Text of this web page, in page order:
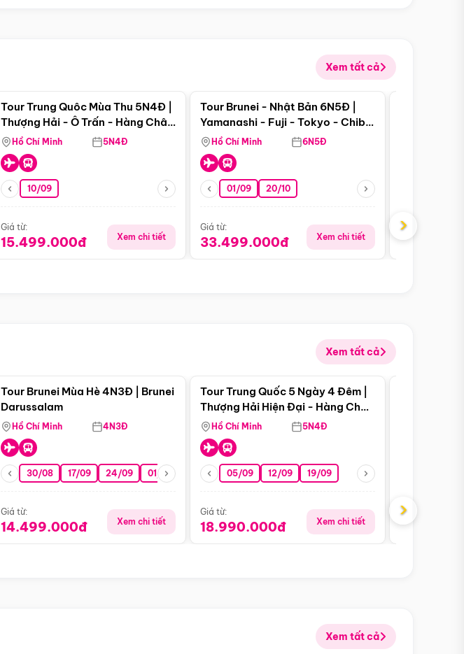
Xem tất cả
Tour Trung Quôc Mùa Thu 5N4Đ |
Thượng Hải - Ô Trấn - Hàng Châu
(Tour Không Shopping)
Hồ Chí Minh 5N4Đ
10/09
Giá từ:
15.499.000đ Xem chi tiết
Điểm nổi bật
Tour Brunei - Nhật Bản 6N5Đ |
Yamanashi - Fuji - Tokyo - Chiba
- Freeday
Hồ Chí Minh 6N5Đ
01/09 20/10
Giá từ:
33.499.000đ Xem chi tiết
Giá từ:
›
Xem tất cả
Tour Brunei Mùa Hè 4N3Đ | Brunei
Darussalam
Hồ Chí Minh 4N3Đ
30/08 17/09 24/09 01/10 15/10 29/10
Giá từ:
14.499.000đ Xem chi tiết
Điểm nổi bật
Tour Trung Quốc 5 Ngày 4 Đêm |
Thượng Hải Hiện Đại - Hàng Châu
Nên Thơ - Ô Trấn Cổ Kính
Hồ Chí Minh 5N4Đ
05/09 12/09 19/09
Giá từ:
18.990.000đ Xem chi tiết
Giá từ:
›
Xem tất cả
Điểm nổi bật